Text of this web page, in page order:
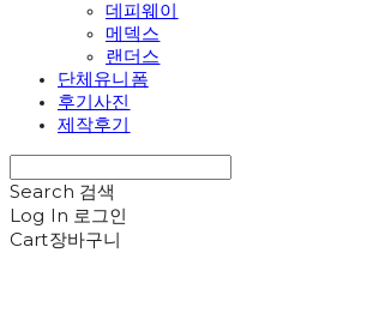
데피웨이
메덱스
랜더스
단체유니폼
후기사진
제작후기
Search 검색
Log In 로그인
Cart장바구니